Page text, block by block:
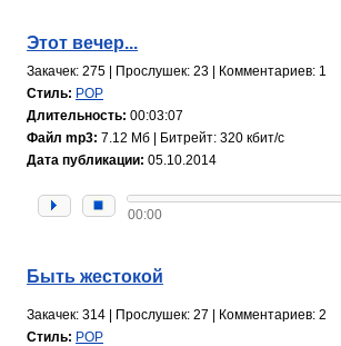
Этот вечер...
Закачек: 275 | Прослушек: 23 | Комментариев: 1
Стиль: POP
Длительность: 00:03:07
Файл mp3: 7.12 Мб | Битрейт: 320 кбит/с
Дата публикации: 05.10.2014
00:00
Быть жестокой
Закачек: 314 | Прослушек: 27 | Комментариев: 2
Стиль: POP